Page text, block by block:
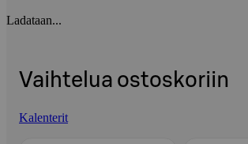
Ladataan...
Vaihtelua ostoskoriin
Kalenterit